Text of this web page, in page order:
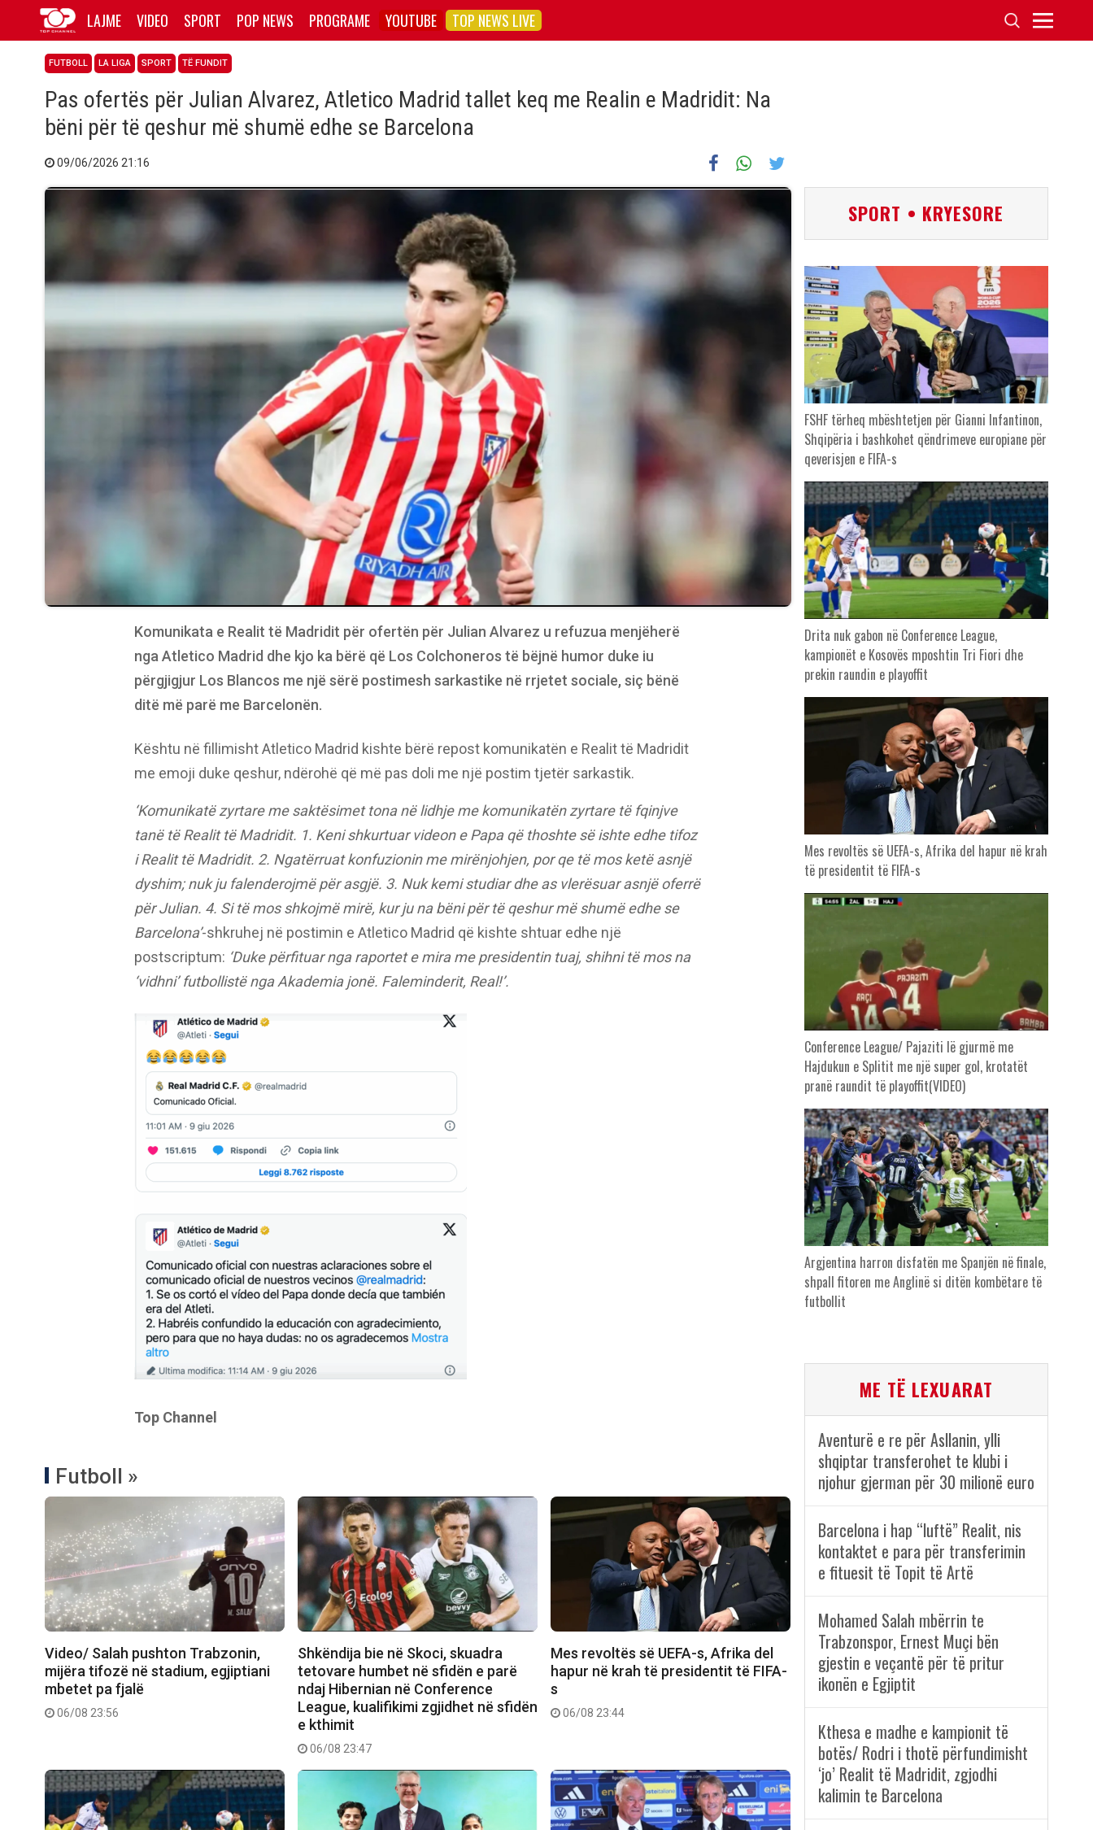
LAJME VIDEO SPORT POP NEWS PROGRAME YOUTUBE TOP NEWS LIVE
FUTBOLL LA LIGA SPORT TË FUNDIT
Pas ofertës për Julian Alvarez, Atletico Madrid tallet keq me Realin e Madridit: Na
bëni për të qeshur më shumë edhe se Barcelona
09/06/2026 21:16
Komunikata e Realit të Madridit për ofertën për Julian Alvarez u refuzua menjëherë
nga Atletico Madrid dhe kjo ka bërë që Los Colchoneros të bëjnë humor duke iu
përgjigjur Los Blancos me një sërë postimesh sarkastike në rrjetet sociale, siç bënë
ditë më parë me Barcelonën.
Kështu në fillimisht Atletico Madrid kishte bërë repost komunikatën e Realit të Madridit
me emoji duke qeshur, ndërohë që më pas doli me një postim tjetër sarkastik.
‘Komunikatë zyrtare me saktësimet tona në lidhje me komunikatën zyrtare të fqinjve
tanë të Realit të Madridit. 1. Keni shkurtuar videon e Papa që thoshte së ishte edhe tifoz
i Realit të Madridit. 2. Ngatërruat konfuzionin me mirënjohjen, por qe të mos ketë asnjë
dyshim; nuk ju falenderojmë për asgjë. 3. Nuk kemi studiar dhe as vlerësuar asnjë oferrë
për Julian. 4. Si të mos shkojmë mirë, kur ju na bëni për të qeshur më shumë edhe se
Barcelona’-shkruhej në postimin e Atletico Madrid që kishte shtuar edhe një
postscriptum: ‘Duke përfituar nga raportet e mira me presidentin tuaj, shihni të mos na
‘vidhni’ futbollistë nga Akademia jonë. Faleminderit, Real!’.
Top Channel
Futboll »
Video/ Salah pushton Trabzonin,
mijëra tifozë në stadium, egjiptiani
mbetet pa fjalë
06/08 23:56
Shkëndija bie në Skoci, skuadra
tetovare humbet në sfidën e parë
ndaj Hibernian në Conference
League, kualifikimi zgjidhet në sfidën
e kthimit
06/08 23:47
Mes revoltës së UEFA-s, Afrika del
hapur në krah të presidentit të FIFA-
s
06/08 23:44
SPORT • KRYESORE
FSHF tërheq mbështetjen për Gianni Infantinon,
Shqipëria i bashkohet qëndrimeve europiane për
qeverisjen e FIFA-s
Drita nuk gabon në Conference League,
kampionët e Kosovës mposhtin Tri Fiori dhe
prekin raundin e playoffit
Mes revoltës së UEFA-s, Afrika del hapur në krah
të presidentit të FIFA-s
Conference League/ Pajaziti lë gjurmë me
Hajdukun e Splitit me një super gol, krotatët
pranë raundit të playoffit(VIDEO)
Argjentina harron disfatën me Spanjën në finale,
shpall fitoren me Anglinë si ditën kombëtare të
futbollit
ME TË LEXUARAT
Aventurë e re për Asllanin, ylli
shqiptar transferohet te klubi i
njohur gjerman për 30 milionë euro
Barcelona i hap “luftë” Realit, nis
kontaktet e para për transferimin
e fituesit të Topit të Artë
Mohamed Salah mbërrin te
Trabzonspor, Ernest Muçi bën
gjestin e veçantë për të pritur
ikonën e Egjiptit
Kthesa e madhe e kampionit të
botës/ Rodri i thotë përfundimisht
‘jo’ Realit të Madridit, zgjodhi
kalimin te Barcelona